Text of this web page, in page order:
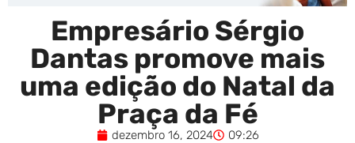
Empresário Sérgio
Dantas promove mais
uma edição do Natal da
Praça da Fé
dezembro 16, 2024 09:26